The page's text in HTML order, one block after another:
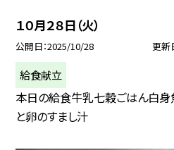
１０月２８日（火）
公開日 2025/10/28 更新
給食献立
本日の給食牛乳七穀ごはん白身
と卵のすまし汁